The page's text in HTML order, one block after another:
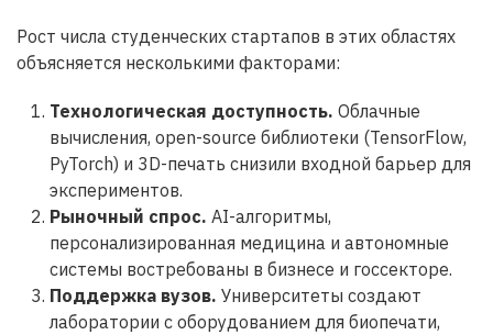
Рост числа студенческих стартапов в этих областях
объясняется несколькими факторами:
Технологическая доступность. Облачные
вычисления, open-source библиотеки (TensorFlow,
PyTorch) и 3D-печать снизили входной барьер для
экспериментов.
Рыночный спрос. AI-алгоритмы,
персонализированная медицина и автономные
системы востребованы в бизнесе и госсекторе.
Поддержка вузов. Университеты создают
лаборатории с оборудованием для биопечати,